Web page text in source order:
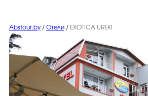
Abstour.by / Отели / EXOTICA UREKI